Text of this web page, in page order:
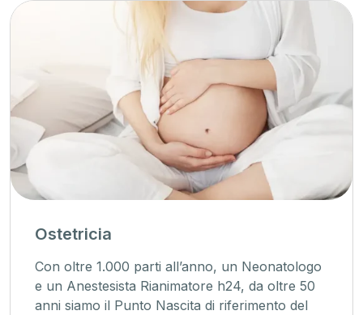
Ostetricia
Con oltre 1.000 parti all’anno, un Neonatologo
e un Anestesista Rianimatore h24, da oltre 50
anni siamo il Punto Nascita di riferimento del